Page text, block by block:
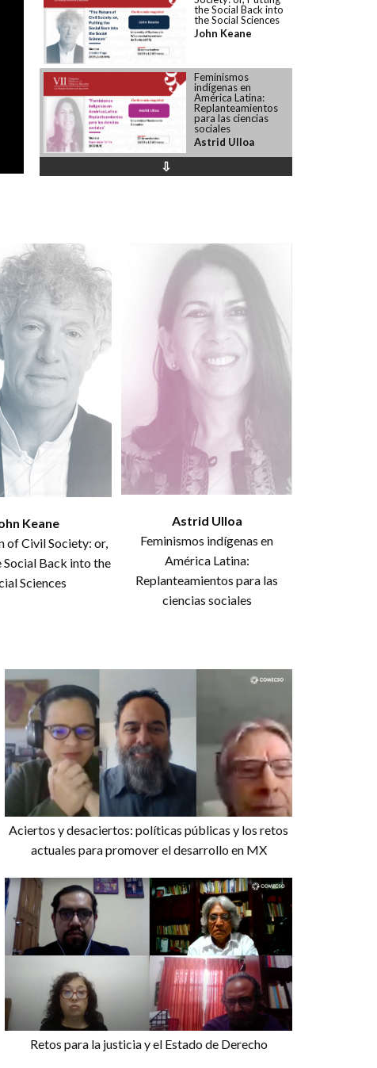
the Social Back into
the Social Sciences
John Keane
Feminismos
indígenas en
América Latina:
Replanteamientos
para las ciencias
sociales
Astrid Ulloa
abierto: la
(Des)normalizar la
corrupción
administrativa: una
perspectiva desde
las organizaciones
públicas
Aciertos y
desaciertos:
políticas públicas y
para promover el
desarrollo en MX
La apropiación
social del
conocimiento frente
a los problemas
sociales
Desigualdades,
dominación y
cambio social
Retos para la
Congreso Nacional
de Ciencias Sociales
⇩
Keane
of Civil Society: or,
Back into the
Sciences
Astrid Ulloa
Feminismos indígenas en
América Latina:
Replanteamientos para las
ciencias sociales
Aciertos y desaciertos: políticas públicas y los retos
actuales para promover el desarrollo en MX
Retos para la justicia y el Estado de Derecho